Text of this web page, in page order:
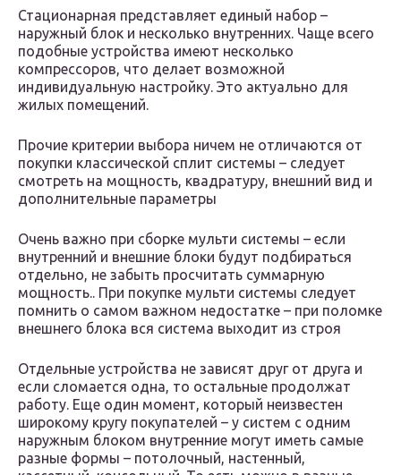
Стационарная представляет единый набор –
наружный блок и несколько внутренних. Чаще всего
подобные устройства имеют несколько
компрессоров, что делает возможной
индивидуальную настройку. Это актуально для
жилых помещений.
Прочие критерии выбора ничем не отличаются от
покупки классической сплит системы – следует
смотреть на мощность, квадратуру, внешний вид и
дополнительные параметры
Очень важно при сборке мульти системы – если
внутренний и внешние блоки будут подбираться
отдельно, не забыть просчитать суммарную
мощность.. При покупке мульти системы следует
помнить о самом важном недостатке – при поломке
внешнего блока вся система выходит из строя
Отдельные устройства не зависят друг от друга и
если сломается одна, то остальные продолжат
работу. Еще один момент, который неизвестен
широкому кругу покупателей – у систем с одним
наружным блоком внутренние могут иметь самые
разные формы – потолочный, настенный,